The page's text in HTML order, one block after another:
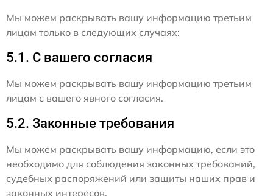
Мы можем раскрывать вашу информацию третьим
лицам только в следующих случаях:
5.1. С вашего согласия
Мы можем раскрывать вашу информацию третьим
лицам с вашего явного согласия.
5.2. Законные требования
Мы можем раскрывать вашу информацию, если это
необходимо для соблюдения законных требований,
судебных распоряжений или защиты наших прав и
законных интересов.